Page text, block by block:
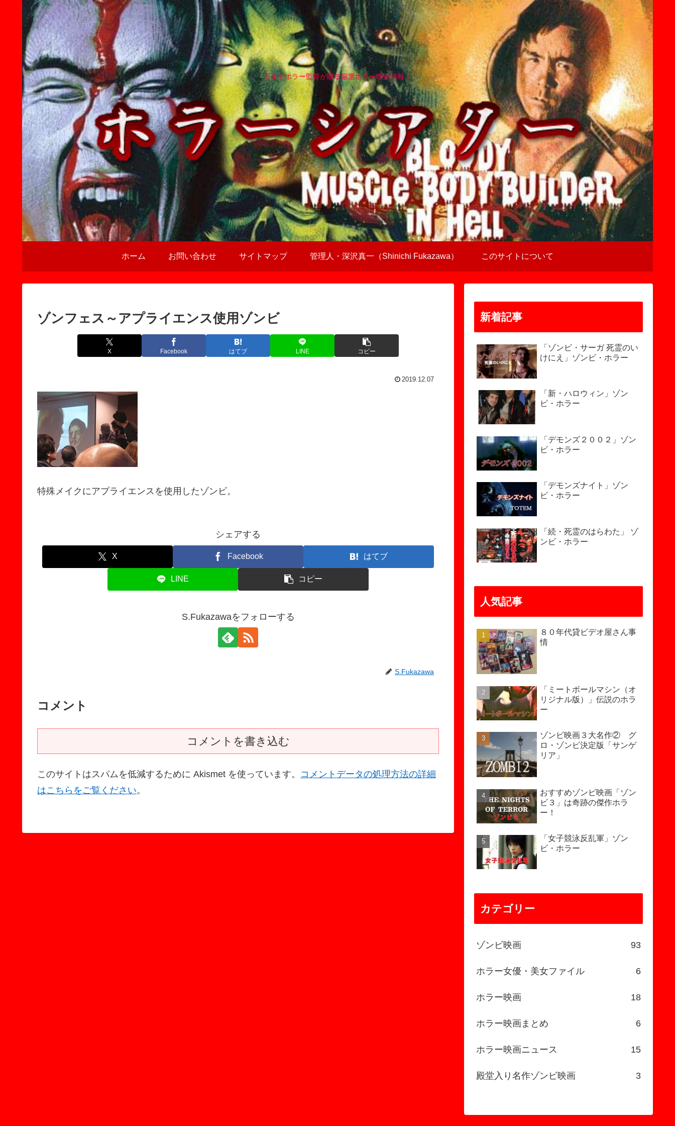
カルトホラー監督が贈る厳選ホラー映画情報！
ホーム お問い合わせ サイトマップ 管理人・深沢真一（Shinichi Fukazawa） このサイトについて
ゾンフェス～アプライエンス使用ゾンビ
X Facebook はてブ LINE コピー
2019.12.07
特殊メイクにアプライエンスを使用したゾンビ。
シェアする
X Facebook はてブ
LINE コピー
S.Fukazawaをフォローする
S.Fukazawa
コメント
コメントを書き込む
このサイトはスパムを低減するために Akismet を使っています。 コメントデータの処理方法の詳細
はこちらをご覧ください。
新着記事
「ゾンビ・サーガ 死霊のい
けにえ」ゾンビ・ホラー
「新・ハロウィン」ゾン
ビ・ホラー
「デモンズ２００２」ゾン
ビ・ホラー
「デモンズナイト」ゾン
ビ・ホラー
「続・死霊のはらわた」 ゾ
ンビ・ホラー
人気記事
８０年代貸ビデオ屋さん事
情
「ミートボールマシン（オ
リジナル版）」伝説のホラ
ー
ゾンビ映画３大名作② グ
ロ・ゾンビ決定版「サンゲ
リア」
おすすめゾンビ映画「ゾン
ビ３」は奇跡の傑作ホラ
ー！
「女子競泳反乱軍」ゾン
ビ・ホラー
カテゴリー
ゾンビ映画 93
ホラー女優・美女ファイル 6
ホラー映画 18
ホラー映画まとめ 6
ホラー映画ニュース 15
殿堂入り名作ゾンビ映画 3